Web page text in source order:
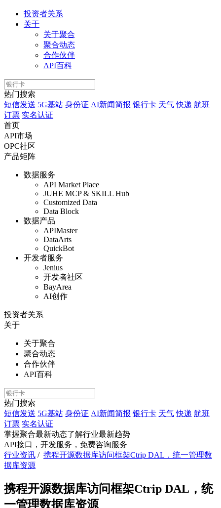
投资者关系
关于
关于聚合
聚合动态
合作伙伴
API百科
热门搜索
短信发送 5G基站 身份证 AI新闻简报 银行卡 天气 快递 航班
订票 实名认证
首页
API市场
OPC社区
产品矩阵
数据服务
API Market Place
JUHE MCP & SKILL Hub
Customized Data
Data Block
数据产品
APIMaster
DataArts
QuickBot
开发者服务
Jenius
开发者社区
BayArea
AI创作
投资者关系
关于
关于聚合
聚合动态
合作伙伴
API百科
热门搜索
短信发送 5G基站 身份证 AI新闻简报 银行卡 天气 快递 航班
订票 实名认证
掌握聚合最新动态了解行业最新趋势
API接口，开发服务，免费咨询服务
行业资讯 / 携程开源数据库访问框架Ctrip DAL，统一管理数
据库资源
携程开源数据库访问框架Ctrip DAL，统
一管理数据库资源